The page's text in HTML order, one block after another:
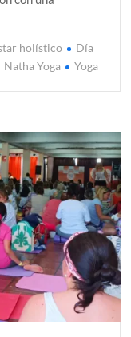
holístico
Día
Natha Yoga Yoga